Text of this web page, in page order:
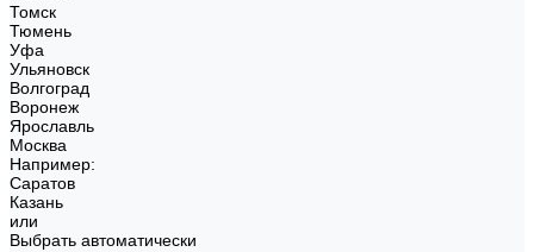
Томск
Тюмень
Уфа
Ульяновск
Волгоград
Воронеж
Ярославль
Москва
Например:
Саратов
Казань
или
Выбрать автоматически